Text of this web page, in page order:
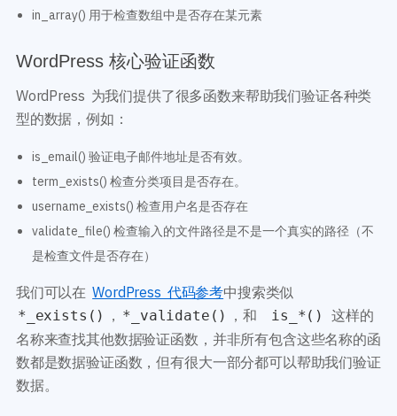
in_array() 用于检查数组中是否存在某元素
WordPress 核心验证函数
WordPress 为我们提供了很多函数来帮助我们验证各种类
型的数据，例如：
is_email() 验证电子邮件地址是否有效。
term_exists() 检查分类项目是否存在。
username_exists() 检查用户名是否存在
validate_file() 检查输入的文件路径是不是一个真实的路径（不
是检查文件是否存在）
我们可以在WordPress 代码参考中搜索类似
*_exists() ， *_validate() ，和 is_*()
这样的
名称来查找其他数据验证函数，并非所有包含这些名称的函
数都是数据验证函数，但有很大一部分都可以帮助我们验证
数据。